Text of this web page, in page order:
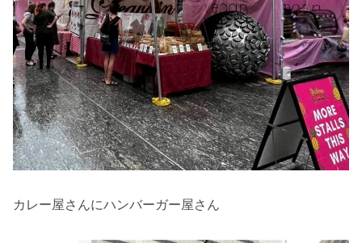
カレー屋さんにハンバーガー屋さん